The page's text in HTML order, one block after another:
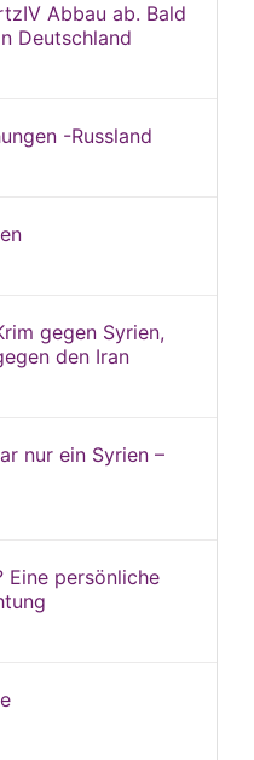
Abbau ab. Bald
Deutschland
-Russland
gegen Syrien,
den Iran
nur ein Syrien –
Eine persönliche